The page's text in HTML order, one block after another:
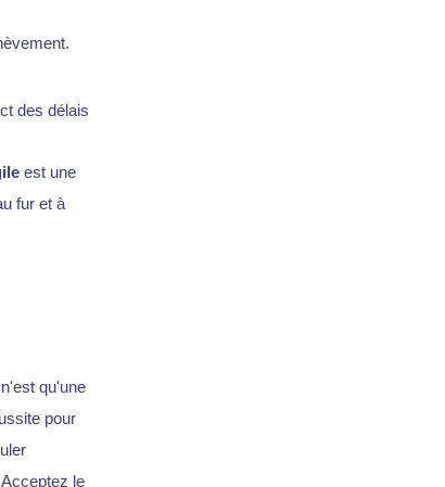
des délais
est une
fur et à
qu'une
pour
le